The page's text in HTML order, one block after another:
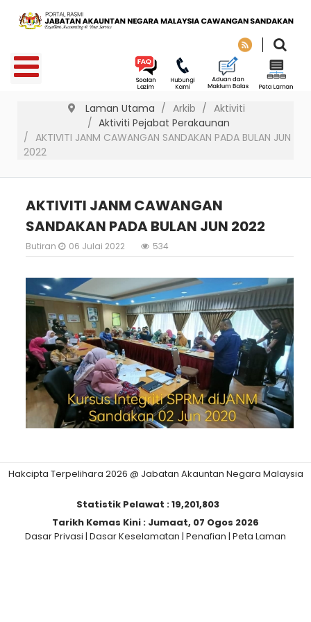
Laman Utama Arkib
Aktiviti
Aktiviti Pejabat Perakaunan
AKTIVITI JANM CAWANGAN SANDAKAN PADA BULAN JUN
2022
AKTIVITI JANM CAWANGAN
SANDAKAN PADA BULAN JUN 2022
Butiran 06 Julai 2022 534
Hakcipta Terpelihara 2026 @ Jabatan Akauntan Negara Malaysia
Statistik Pelawat :19,201,803
Tarikh Kemas Kini : Jumaat, 07 Ogos 2026
Dasar Privasi | Dasar Keselamatan | Penafian | Peta Laman